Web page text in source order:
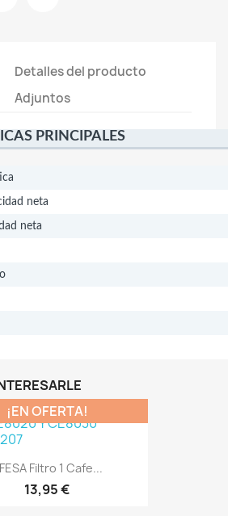
Detalles del producto
Adjuntos
PRINCIPALES
neta
neta
Filtro 1 Cafe...
13,95 €
¡EN OFERTA!